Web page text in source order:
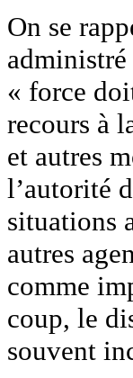
On se
« force
recours à
et autres
l’autorité
situations
autres
comme
coup, le
souvent